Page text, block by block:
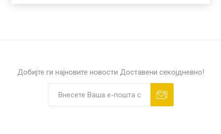
Добијте ги најновите новости Доставени секојдневно!